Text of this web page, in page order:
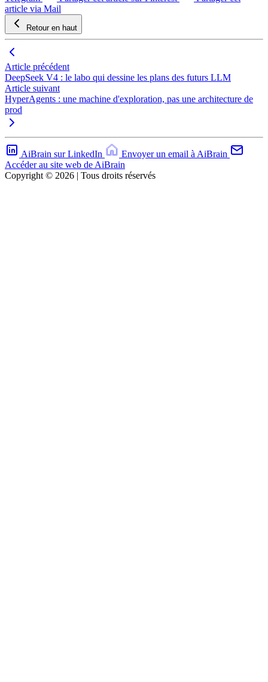
article via Mail
Retour en haut
Article précédent
DeepSeek V4 : le labo qui dessine les plans des futurs LLM
Article suivant
HyperAgents : une machine d'exploration, pas une architecture de
prod
AiBrain sur LinkedIn
Envoyer un email à AiBrain
Accéder au site web de AiBrain
Copyright © 2026 | Tous droits réservés